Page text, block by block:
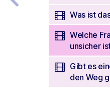
Was ist
Welche
unsicher
Gibt es
den Weg